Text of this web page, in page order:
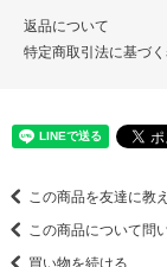
返品について
特定商取引法に基づ
この商品を友達に教
この商品について問